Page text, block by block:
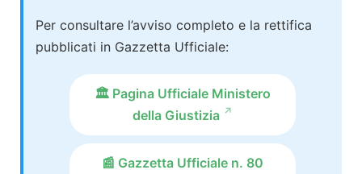
Per consultare l’avviso completo e la rettifica
pubblicati in Gazzetta Ufficiale:
🏛️ Pagina Ufficiale Ministero
della Giustizia
📰 Gazzetta Ufficiale n. 80